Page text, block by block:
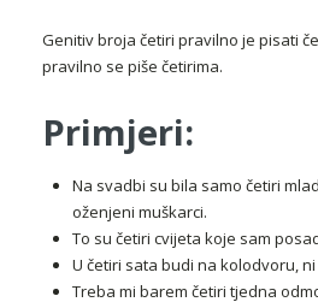
Genitiv broja četiri pravilno je pisati
pravilno se piše četirima.
Primjeri:
Na svadbi su bila samo četiri
oženjeni muškarci.
To su četiri cvijeta koje sam
U četiri sata budi na kolodvoru,
Treba mi barem četiri tjedna